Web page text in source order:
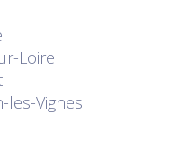
Loire
les-Vignes